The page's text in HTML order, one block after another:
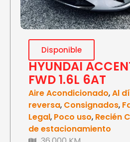
Disponible
HYUNDAI
FWD 1.6L 6AT
Aire Acondicionado,Al
reversa, Consignados,
Legal, Poco uso, Recién
de estacionamiento